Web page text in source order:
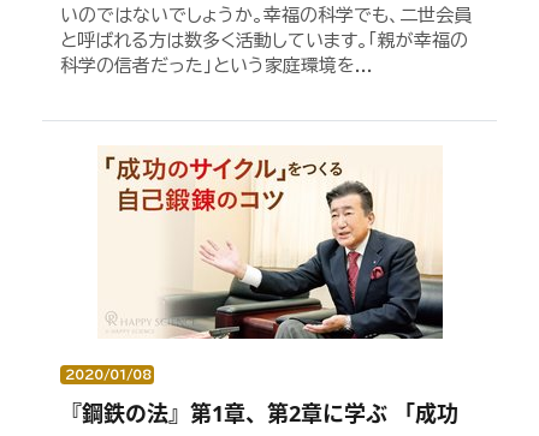
いのではないでしょうか。幸福の科学でも、二世会員
と呼ばれる方は数多く活動しています。「親が幸福の
科学の信者だった」という家庭環境を...
2020/01/08
『鋼鉄の法』第1章、第2章に学ぶ 「成功